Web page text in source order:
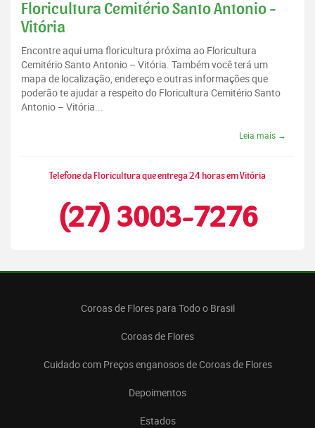
Floricultura Cemitério Santo Antonio -
Vitória
Encontre aqui uma floricultura próxima ao Floricultura
Cemitério Santo Antonio – Vitória. Também você terá um
mapa de localização, endereço e outras informações que
poderão te ajudar a respeito do Floricultura Cemitério Santo
Antonio – Vitória...
Leia mais →
Telefone da Floricultura que entrega 24 horas em Vitória
(27) 3003-7276
Coroas de Flores para Todo o Brasil
Coroas de Flores
Cuidado com Preços enganosos de Coroas de Flores
Depoimentos
Estados